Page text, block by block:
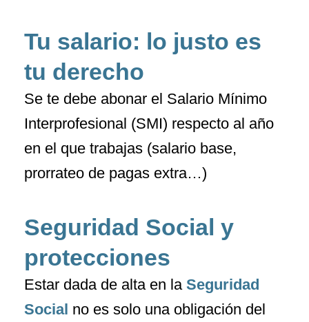
Tu salario: lo justo es
tu derecho
Se te debe abonar el Salario Mínimo
Interprofesional (SMI) respecto al año
en el que trabajas (salario base,
prorrateo de pagas extra…)
Seguridad Social y
protecciones
Estar dada de alta en la Seguridad
Social no es solo una obligación del